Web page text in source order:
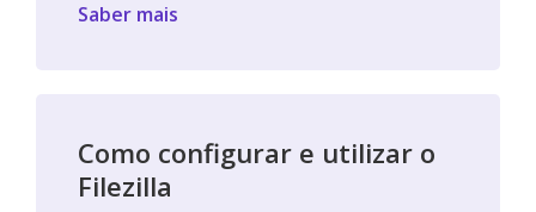
Saber mais
Como configurar e utilizar o
Filezilla